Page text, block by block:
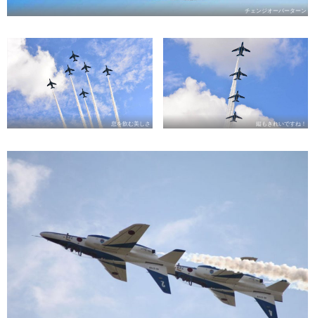
チェンジオーバーターン
息を飲む美しさ 縦もきれいですね！